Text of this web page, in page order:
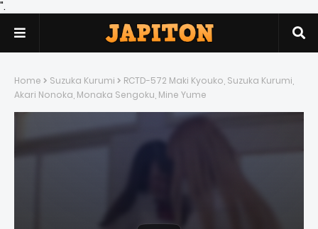
".
Home Suzuka Kurumi
RCTD-572 Maki Kyouko, Suzuka Kurumi,
Akari Nonoka, Monaka Sengoku, Mine Yume